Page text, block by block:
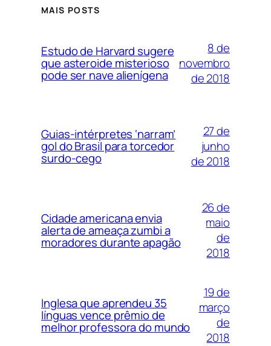
MAIS POSTS
Estudo de Harvard sugere
que asteroide misterioso
pode ser nave alienígena
8 de
novembro
de 2018
Guias-intérpretes ‘narram’
gol do Brasil para torcedor
surdo-cego
27 de
junho
de 2018
Cidade americana envia
alerta de ameaça zumbi a
moradores durante apagão
26 de
maio
de
2018
Inglesa que aprendeu 35
línguas vence prêmio de
melhor professora do mundo
19 de
março
de
2018